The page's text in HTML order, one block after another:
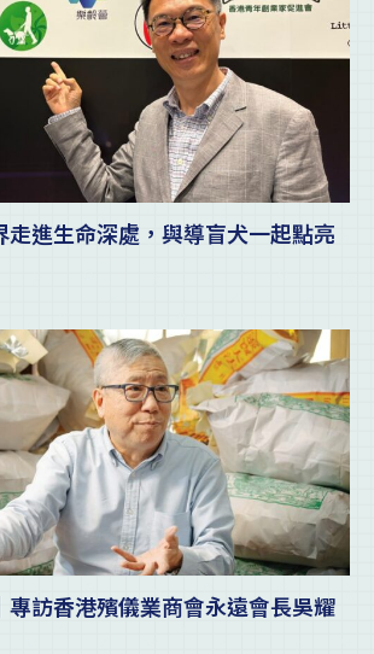
走進生命深處，與導盲犬一起點亮
專訪香港殯儀業商會永遠會長吳耀